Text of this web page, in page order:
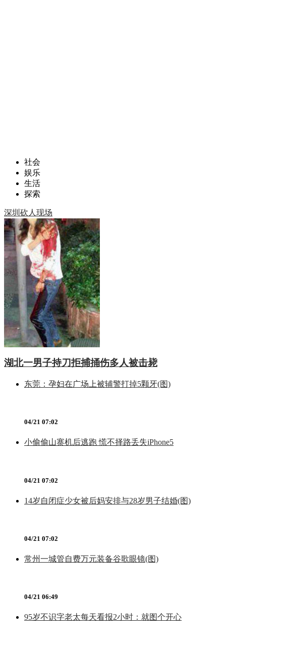
社会
娱乐
生活
探索
深圳砍人现场
湖北一男子持刀拒捕捅伤多人被击毙
东莞：孕妇在广场上被辅警打掉5颗牙(图)
04/21 07:02
小偷偷山寨机后逃跑 慌不择路丢失iPhone5
04/21 07:02
14岁自闭症少女被后妈安排与28岁男子结婚(图)
04/21 07:02
常州一城管自费万元装备谷歌眼镜(图)
04/21 06:49
95岁不识字老太每天看报2小时：就图个开心